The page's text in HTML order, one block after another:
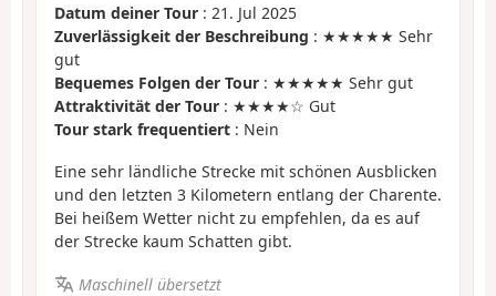
Datum deiner Tour : 21. Jul 2025
Zuverlässigkeit der Beschreibung : ★★★★★ Sehr
gut
Bequemes Folgen der Tour : ★★★★★ Sehr gut
Attraktivität der Tour : ★★★★☆ Gut
Tour stark frequentiert : Nein
Eine sehr ländliche Strecke mit schönen Ausblicken
und den letzten 3 Kilometern entlang der Charente.
Bei heißem Wetter nicht zu empfehlen, da es auf
der Strecke kaum Schatten gibt.
Maschinell übersetzt